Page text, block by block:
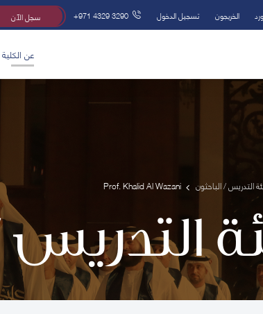
الخريجون تسجيل الدخول +971 4329 3290 سجل الآن
عن الكلية
التدريس / الباحثون Prof. Khalid Al Wazani